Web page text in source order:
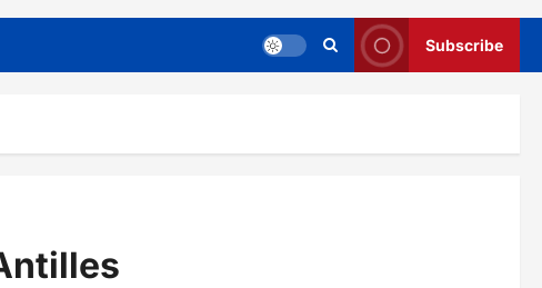
Subscribe